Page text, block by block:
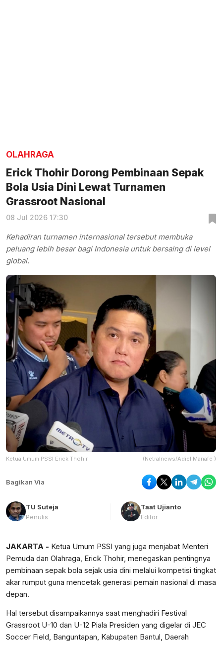
OLAHRAGA
Erick Thohir Dorong Pembinaan Sepak
Bola Usia Dini Lewat Turnamen
Grassroot Nasional
08 Jul 2026 17:30
Kehadiran turnamen internasional tersebut membuka
peluang lebih besar bagi Indonesia untuk bersaing di level
global.
Ketua Umum PSSI Erick Thohir (Netralnews/Adiel Manafe )
Bagikan Via
TU Suteja
Penulis
Taat Ujianto
Editor
JAKARTA - Ketua Umum PSSI yang juga menjabat Menteri
Pemuda dan Olahraga, Erick Thohir, menegaskan pentingnya
pembinaan sepak bola sejak usia dini melalui kompetisi tingkat
akar rumput guna mencetak generasi pemain nasional di masa
depan.
Hal tersebut disampaikannya saat menghadiri Festival
Grassroot U-10 dan U-12 Piala Presiden yang digelar di JEC
Soccer Field, Banguntapan, Kabupaten Bantul, Daerah